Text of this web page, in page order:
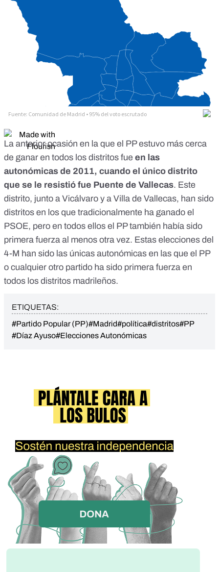
La anterior ocasión en la que el PP estuvo más cerca
de ganar en todos los distritos fue en las
autonómicas de 2011, cuando el único distrito
que se le resistió fue Puente de Vallecas. Este
distrito, junto a Vicálvaro y a Villa de Vallecas, han sido
distritos en los que tradicionalmente ha ganado el
PSOE, pero en todos ellos el PP también había sido
primera fuerza al menos otra vez. Estas elecciones del
4-M han sido las únicas autonómicas en las que el PP
o cualquier otro partido ha sido primera fuerza en
todos los distritos madrileños.
ETIQUETAS:
#Partido Popular (PP)#Madrid#política#distritos#PP
#Díaz Ayuso#Elecciones Autonómicas